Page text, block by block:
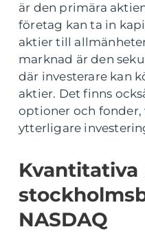
är den primära
företag kan ta in
aktier till
marknad är den
där investerare kan
aktier. Det finns
optioner och
ytterligare
NASDAQ